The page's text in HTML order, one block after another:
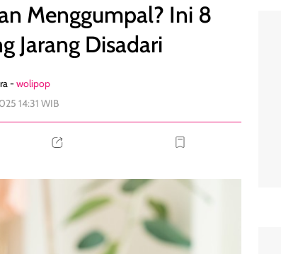
Menggumpal? Ini 8
Jarang Disadari
-wolipop
14:31 WIB